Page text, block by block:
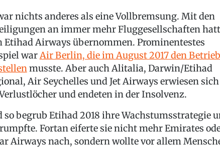
nichts anderes als eine Vollbremsung. Mit den
an immer mehr Fluggesellschaften
Etihad Airways übernommen. Prominentestes
warAir Berlin, die im August 2017 den Betrieb
musste. Aber auch Alitalia, Darwin/Etihad
Air Seychelles und Jet Airways erwiesen sich
und endeten in der Insolvenz.
so begrub Etihad 2018 ihre Wachstumsstrategie
Fortan eiferte sie nicht mehr Emirates
Airways nach, sondern wollte vor allem